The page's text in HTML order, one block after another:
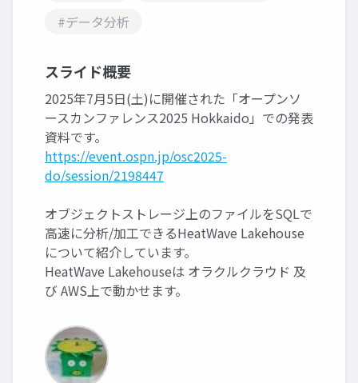
#データ分析
スライド概要
2025年7月5日(土)に開催された「オープンソ
ースカンファレンス2025 Hokkaido」での発表
資料です。
https://event.ospn.jp/osc2025-
do/session/2198447
オブジェクトストレージ上のファイルをSQLで
高速に分析/加工できるHeatWave Lakehouse
について紹介しています。
HeatWave Lakehouseは オラクルクラウド 及
び AWS上で動かせます。